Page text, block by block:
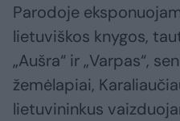
Parodoje
lietuviškos knygos,
„Aušra“ ir „Varpas“,
žemėlapiai,
lietuvininkus